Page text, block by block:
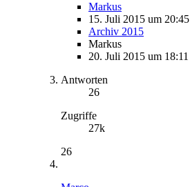
Markus
15. Juli 2015 um 20:45
Archiv 2015
Markus
20. Juli 2015 um 18:11
Antworten
26
Zugriffe
27k
26